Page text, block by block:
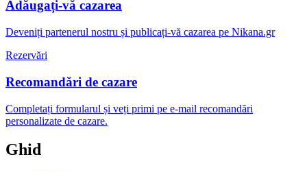
Adăugați-vă cazarea
Deveniți partenerul nostru și publicați-vă cazarea pe Nikana.gr
Rezervări
Recomandări de cazare
Completați formularul și veți primi pe e-mail recomandări
personalizate de cazare.
Ghid